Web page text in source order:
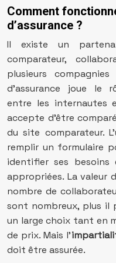
Comment
d’assurance ?
Il existe un
comparateur,
plusieurs compagnies
d’assurance joue le
entre les internautes
accepte d’être
du site comparateur.
remplir un formulaire
identifier ses besoins
appropriées. La valeur
nombre de
sont nombreux, plus il
un large choix tant en
de prix. Mais l’
doit être assurée.